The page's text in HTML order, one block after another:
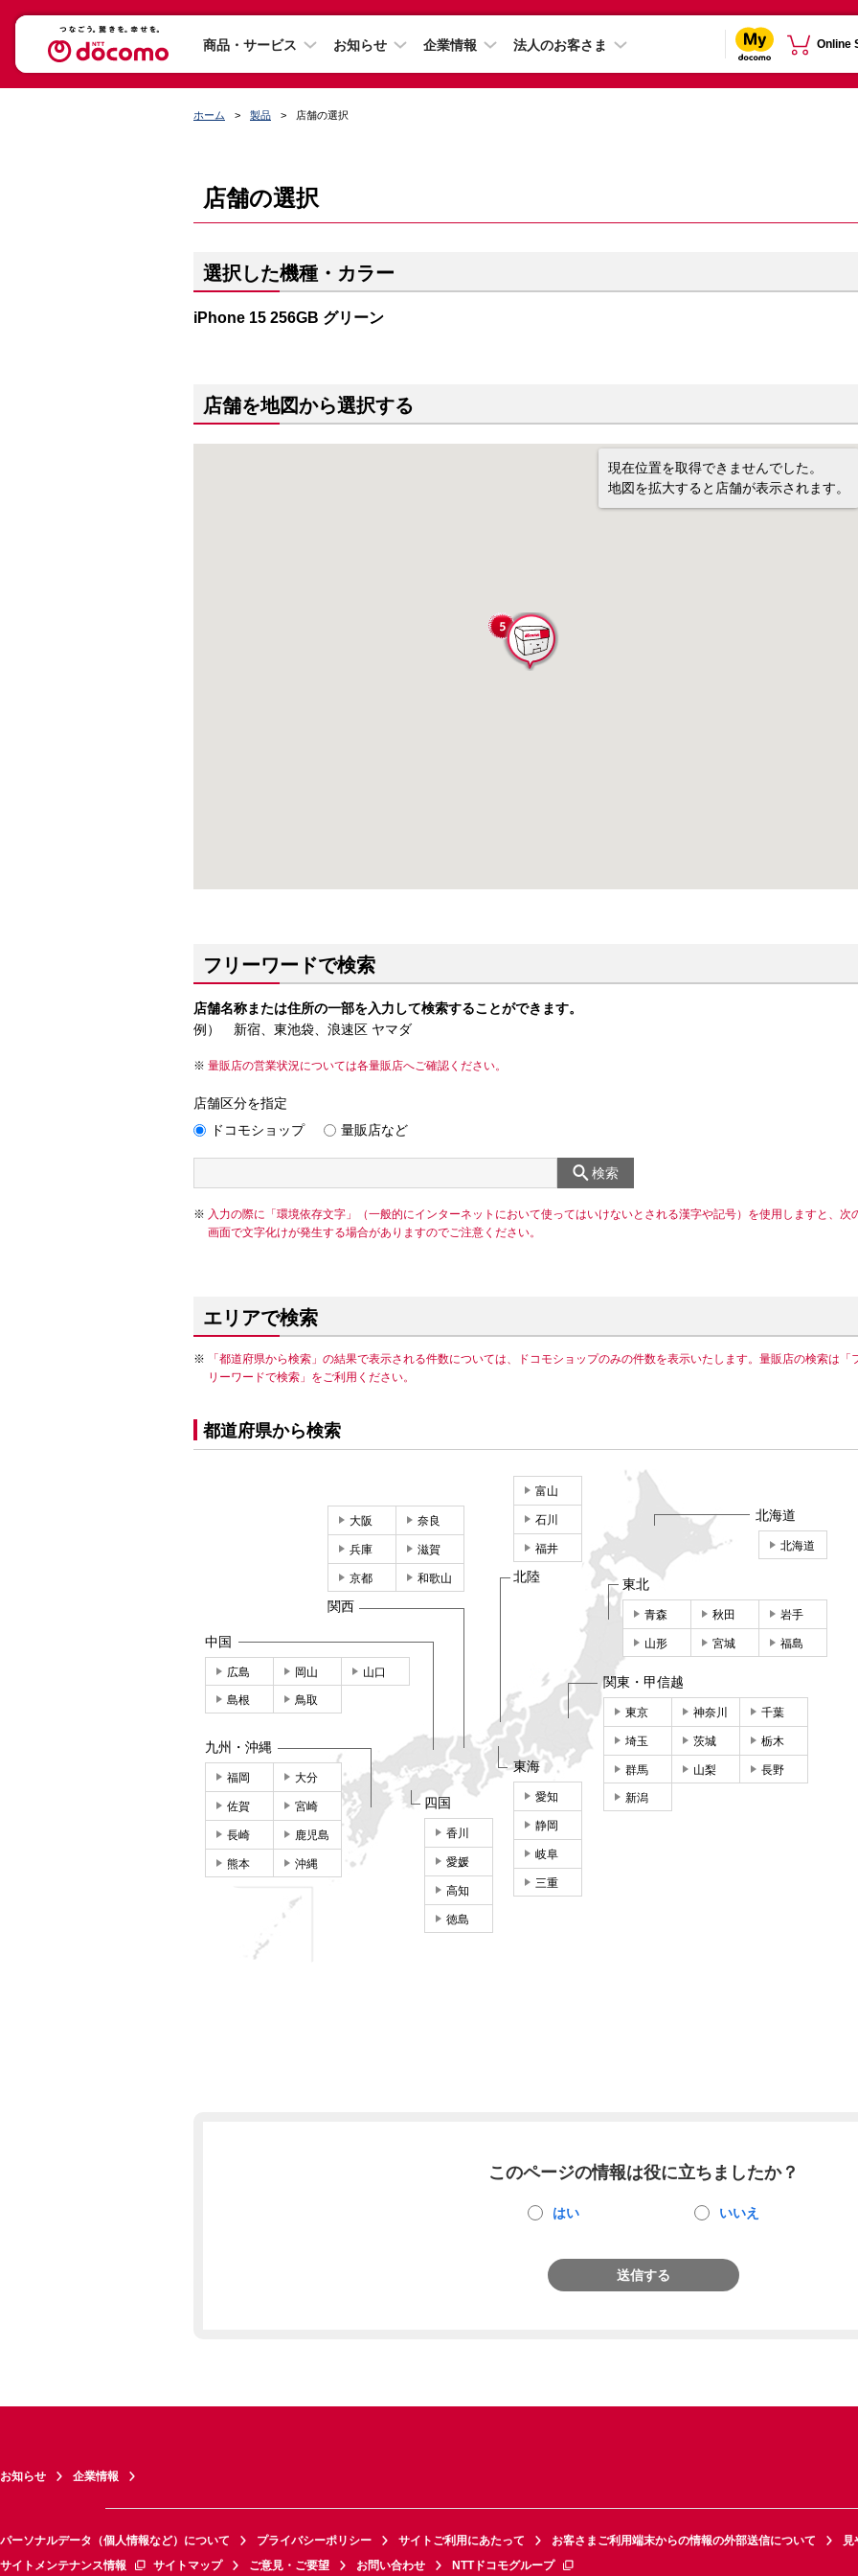
商品・サービス お知らせ 企業情報 法人のお客さま Online
ホーム 製品 店舗の選択
店舗の選択
選択した機種・カラー
iPhone 15 256GB グリーン
店舗を地図から選択する
現在位置を取得できませんでした。
地図を拡大すると店舗が表示されます。
フリーワードで検索
店舗名称または住所の一部を入力して検索することができます。
例） 新宿、東池袋、浪速区 ヤマダ
量販店の営業状況については各量販店へご確認ください。
店舗区分を指定
ドコモショップ
量販店など
検索
入力の際に「環境依存文字」（一般的にインターネットにおいて使ってはいけないとされる漢字や記号）を使用しますと、次
画面で文字化けが発生する場合がありますのでご注意ください。
エリアで検索
「都道府県から検索」の結果で表示される件数については、ドコモショップのみの件数を表示いたします。量販店の検索は「
リーワードで検索」をご利用ください。
都道府県から検索
北海道
北海道
東北
青森 秋田 岩手
山形 宮城 福島
関東・甲信越
東京 神奈川 千葉
埼玉 茨城 栃木
群馬 山梨 長野
新潟
東海
愛知
静岡
岐阜
三重
富山
石川
福井
北陸
大阪 奈良
兵庫 滋賀
京都 和歌山
関西
中国
広島 岡山 山口
島根 鳥取
四国
香川
愛媛
高知
徳島
九州・沖縄
福岡 大分
佐賀 宮崎
長崎 鹿児島
熊本 沖縄
このページの情報は役に立ちましたか？
はい いいえ
送信する
お知らせ 企業情報
パーソナルデータ（個人情報など）について プライバシーポリシー サイトご利用にあたって お客さまご利用端末からの情報の外部送信について
見
サイトメンテナンス情報
サイトマップ ご意見・ご要望 お問い合わせ NTTドコモグループ